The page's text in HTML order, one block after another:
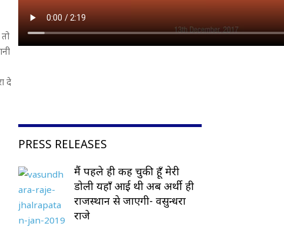
दे
PRESS RELEASES
मैं पहले ही कह चुकी हूँ मेरी
डोली यहाँ आई थी अब अर्थी ही
राजस्थान से जाएगी- वसुन्धरा
राजे